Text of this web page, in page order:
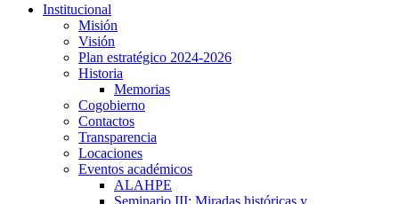
Institucional
Misión
Visión
Plan estratégico 2024-2026
Historia
Memorias
Cogobierno
Contactos
Transparencia
Locaciones
Eventos académicos
ALAHPE
Seminario III: Miradas históricas y